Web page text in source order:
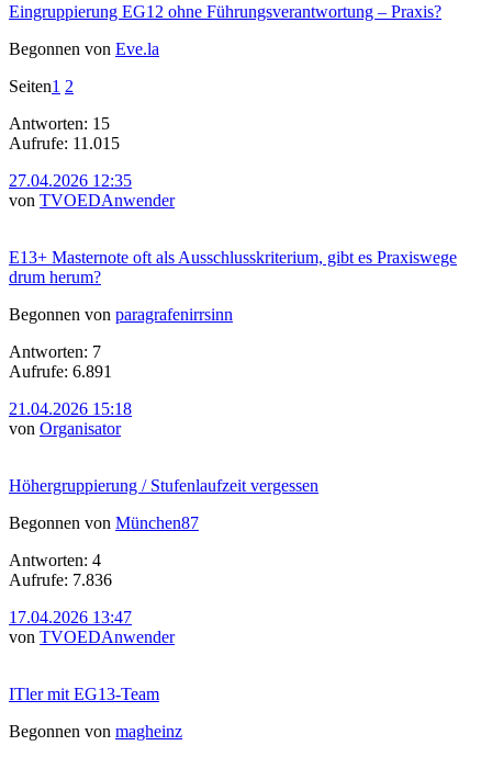
Eingruppierung EG12 ohne Führungsverantwortung – Praxis?
Begonnen von Eve.la
Seiten1 2
Antworten: 15
Aufrufe: 11.015
27.04.2026 12:35
von TVOEDAnwender
E13+ Masternote oft als Ausschlusskriterium, gibt es Praxiswege
drum herum?
Begonnen von paragrafenirrsinn
Antworten: 7
Aufrufe: 6.891
21.04.2026 15:18
von Organisator
Höhergruppierung / Stufenlaufzeit vergessen
Begonnen von München87
Antworten: 4
Aufrufe: 7.836
17.04.2026 13:47
von TVOEDAnwender
ITler mit EG13-Team
Begonnen von magheinz